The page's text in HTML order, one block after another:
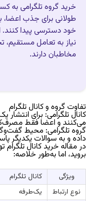
خرید گروه تلگرامی
طولانی برای جذب
خود دسترسی پیدا
نیاز به تعامل مستقیم،
مخاطبان دارند.
تفاوت گروه و کانال تلگرام
کانال تلگرامی: برای انتشار
می‌کنند و اعضا فقط
گروه تلگرامی: محیط
داده و به سوالات یکدیگر
در مقاله‌ خرید کانال تلگرام
بروید، اما به‌طور خلاصه:
ویژگی کانال تلگرام
نوع ارتباط
یک‌طرفه